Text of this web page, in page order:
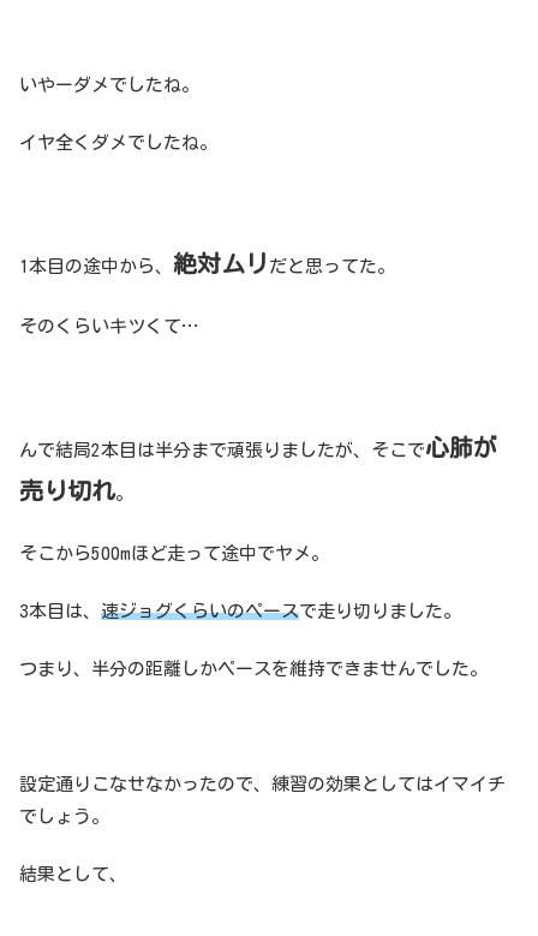
いやーダメでしたね。
イヤ全くダメでしたね。
1本目の途中から、 絶対ムリ だと思ってた。
そのくらいキツくて…
んで結局2本目は半分まで頑張りましたが、そこで心肺が
売り切れ。
そこから500mほど走って途中でヤメ。
3本目は、 速ジョグくらいのペースで走り切りました。
つまり、半分の距離しかペースを維持できませんでした。
設定通りこなせなかったので、練習の効果としてはイマイチ
でしょう。
結果として、